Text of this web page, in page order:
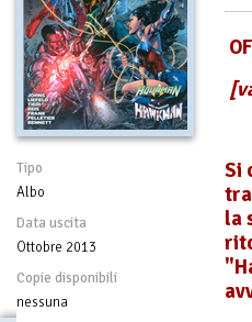
Tipo
Albo
Data uscita
Ottobre 2013
Copie disponibili
nessuna
Si
la